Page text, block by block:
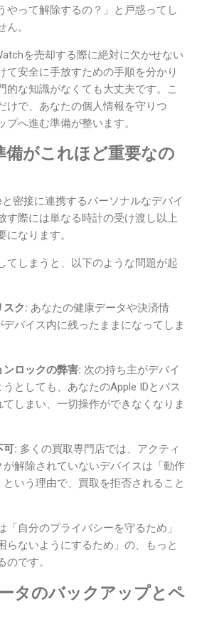
やって解除するの？」と戸惑ってし
。
を売却する際に絶対に欠かせない
て安全に手放すための手順を分かり
的な知識がなくても大丈夫です。こ
けで、あなたの個人情報を守りつ
へ進む準備が整います。
備がこれほど重要なの
密接に連携するパーソナルなデバイ
す際には単なる時計の受け渡し以上
なります。
てしまうと、以下のような問題が起
スク: あなたの健康データや決済情
バイス内に残ったままになってしま
ロックの弊害: 次の持ち主がデバイ
としても、あなたのApple IDとパス
しまい、一切操作ができなくなりま
可: 多くの買取専門店では、アクティ
解除されていないデバイスは「動作
いう理由で、買取を拒否されること
「自分のプライバシーを守るため」
らないようにするため」の、もっと
のです。
タのバックアップとペ